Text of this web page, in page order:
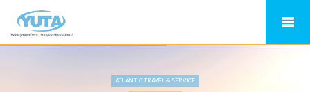
ATLANTIC TRAVEL & SERVICE